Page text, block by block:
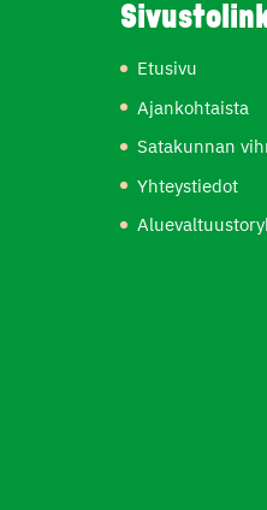
Etusivu
Ajankohtaista
Satakunnan
Yhteystiedot